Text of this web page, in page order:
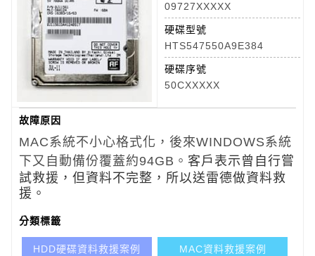
09727XXXXX
硬碟型號
HTS547550A9E384
硬碟序號
50CXXXXX
故障原因
MAC系統不小心格式化，後來WINDOWS系統
下又自動備份覆蓋約94GB。 客戶表示曾自行嘗
試救援，但資料不完整，所以送雷德做資料救
援。
分類標籤
HDD硬碟資料救援案例 MAC資料救援案例